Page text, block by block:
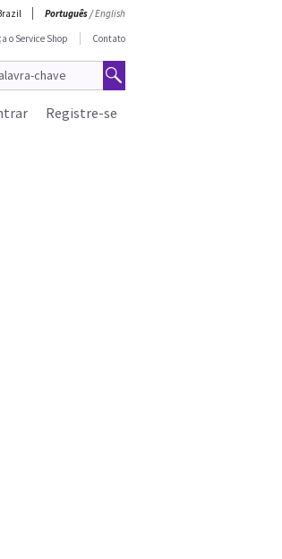
Português/English
o Service Shop Contato
Registre-se